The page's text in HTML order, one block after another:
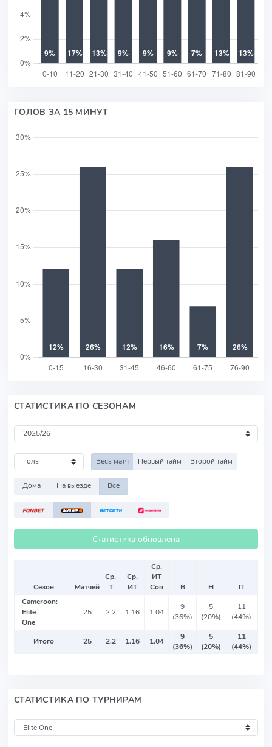
ГОЛОВ ЗА 15 МИНУТ
СТАТИСТИКА ПО СЕЗОНАМ
Весь матч Первый тайм Второй тайм
Дома На выезде Все
Статистика обновлена
Сезон Матчей
Ср.
Т
Ср.
ИТ
Ср.
ИТ
Соп
В Н
П
Cameroon:
Elite
One
25 2.2 1.16 1.04
9
(36%)
5
(20%)
11
(44%)
Итого 25 2.2 1.16 1.04
9
(36%)
5
(20%)
11
(44%)
СТАТИСТИКА ПО ТУРНИРАМ